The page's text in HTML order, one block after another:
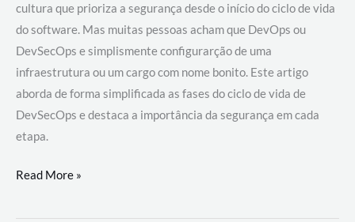
cultura que prioriza a segurança desde o início do ciclo de vida
do software. Mas muitas pessoas acham que DevOps ou
DevSecOps e simplismente configurarção de uma
infraestrutura ou um cargo com nome bonito. Este artigo
aborda de forma simplificada as fases do ciclo de vida de
DevSecOps e destaca a importância da segurança em cada
etapa.
DevSecOps
Prática:
Read More »